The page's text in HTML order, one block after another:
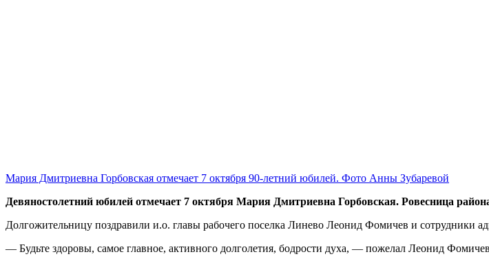
Мария Дмитриевна Горбовская отмечает 7 октября 90-летний юбилей. Фото Анны Зубаревой
Девяностолетний юбилей отмечает 7 октября Мария Дмитриевна Горбовская. Ровесница
Долгожительницу поздравили и.о. главы рабочего поселка Линево Леонид Фомичев и сотрудники
— Будьте здоровы, самое главное, активного долголетия, бодрости духа, — пожелал Леонид